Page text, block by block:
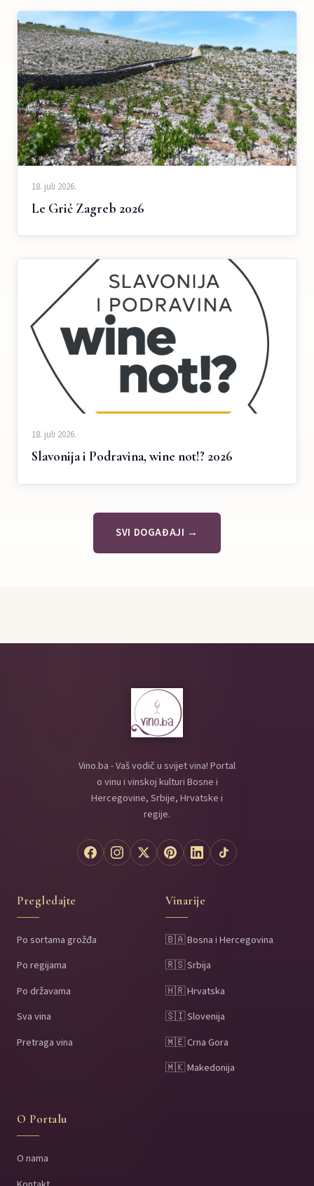
18. juli 2026.
Le Grič Zagreb 2026
18. juli 2026.
Slavonija i Podravina, wine not!? 2026
SVI DOGAĐAJI →
Vino.ba - Vaš vodič u svijet vina! Portal
o vinu i vinskoj kulturi Bosne i
Hercegovine, Srbije, Hrvatske i
regije.
Pregledajte
Po sortama grožđa
Po regijama
Po državama
Sva vina
Pretraga vina
Vinarije
🇧🇦 Bosna i Hercegovina
🇷🇸 Srbija
🇭🇷 Hrvatska
🇸🇮 Slovenija
🇲🇪 Crna Gora
🇲🇰 Makedonija
O Portalu
O nama